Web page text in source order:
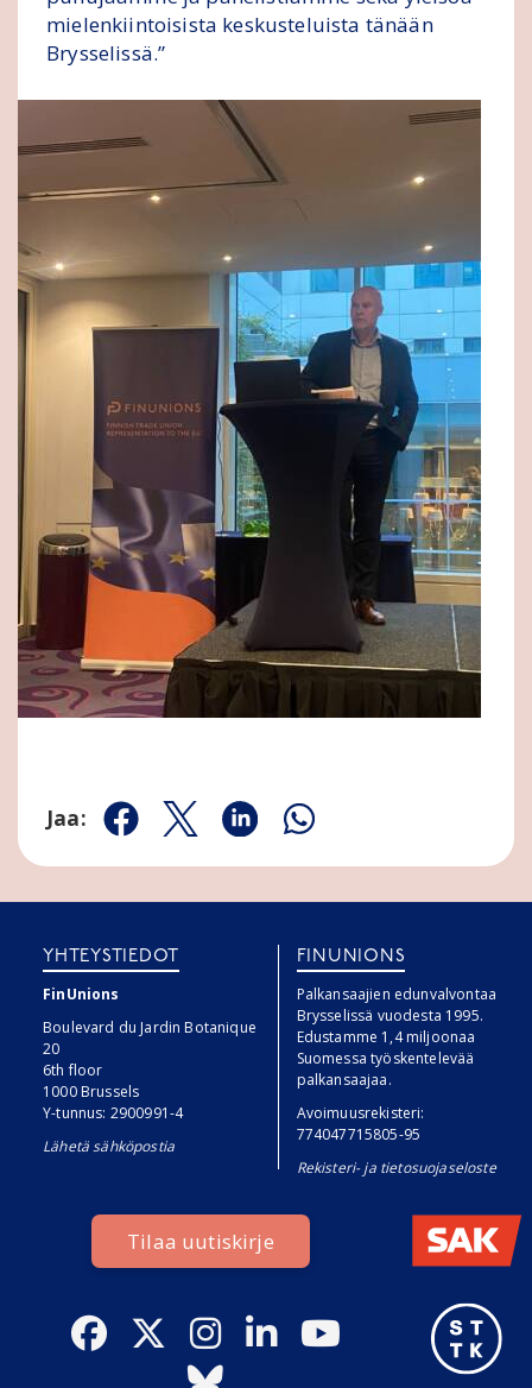
mielenkiintoisista keskusteluista tänään
Brysselissä.”
Jaa: Jaa Facebookissa
Jaa Twitterissä
Jaa Linkedinissä
Jaa Whatsappissa
YHTEYSTIEDOT
FinUnions
Boulevard du Jardin Botanique
20
6th floor
1000 Brussels
Y-tunnus: 2900991-4
Lähetä sähköpostia
FINUNIONS
Palkansaajien edunvalvontaa
Brysselissä vuodesta 1995.
Edustamme 1,4 miljoonaa
Suomessa työskentelevää
palkansaajaa.
Avoimuusrekisteri:
774047715805-95
Rekisteri- ja tietosuojaseloste
Tilaa uutiskirje